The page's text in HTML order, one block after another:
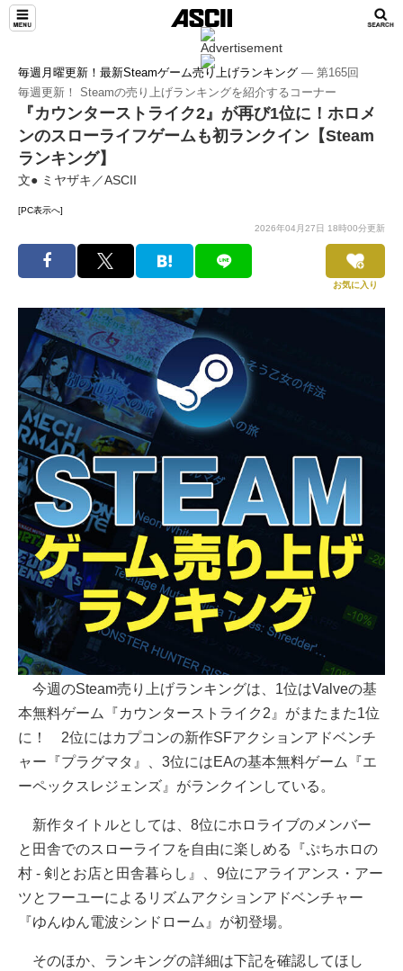
毎週月曜更新！最新Steamゲーム売り上げランキング ― 第165回
毎週更新！ Steamの売り上げランキングを紹介するコーナー
『カウンターストライク2』が再び1位に！ホロメ
ンのスローライフゲームも初ランクイン【Steam
ランキング】
文● ミヤザキ／ASCII
[PC表示へ]
2026年04月27日 18時00分更新
お気に入り
今週のSteam売り上げランキングは、1位はValveの基
本無料ゲーム『カウンターストライク2』がまたまた1位
に！ 2位にはカプコンの新作SFアクションアドベンチ
ャー『プラグマタ』、3位にはEAの基本無料ゲーム『エ
ーペックスレジェンズ』がランクインしている。
新作タイトルとしては、8位にホロライブのメンバー
と田舎でのスローライフを自由に楽しめる『ぷちホロの
村 - 剣とお店と田舎暮らし』、9位にアライアンス・アー
ツとフーユーによるリズムアクションアドベンチャー
『ゆんゆん電波シンドローム』が初登場。
そのほか、ランキングの詳細は下記を確認してほし